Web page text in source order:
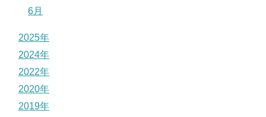
6月
2025年
2024年
2022年
2020年
2019年